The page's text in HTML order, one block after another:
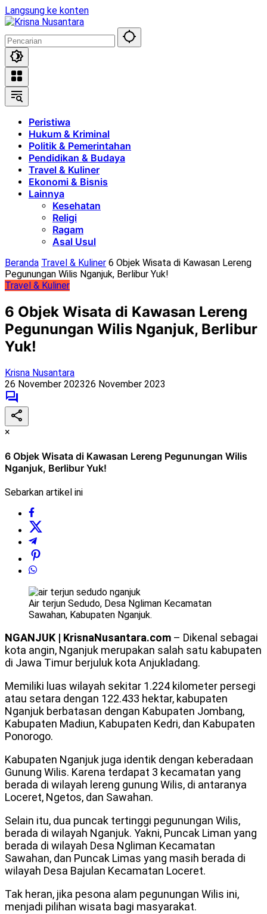
Langsung ke konten
Peristiwa
Hukum & Kriminal
Politik & Pemerintahan
Pendidikan & Budaya
Travel & Kuliner
Ekonomi & Bisnis
Lainnya
Kesehatan
Religi
Ragam
Asal Usul
Beranda Travel & Kuliner 6 Objek Wisata di Kawasan Lereng
Pegunungan Wilis Nganjuk, Berlibur Yuk!
Travel & Kuliner
6 Objek Wisata di Kawasan Lereng
Pegunungan Wilis Nganjuk, Berlibur
Yuk!
Krisna Nusantara
26 November 202326 November 2023
×
6 Objek Wisata di Kawasan Lereng Pegunungan Wilis
Nganjuk, Berlibur Yuk!
Sebarkan artikel ini
Air terjun Sedudo, Desa Ngliman Kecamatan
Sawahan, Kabupaten Nganjuk.
NGANJUK | KrisnaNusantara.com – Dikenal sebagai
kota angin, Nganjuk merupakan salah satu kabupaten
di Jawa Timur berjuluk kota Anjukladang.
Memiliki luas wilayah sekitar 1.224 kilometer persegi
atau setara dengan 122.433 hektar, kabupaten
Nganjuk berbatasan dengan Kabupaten Jombang,
Kabupaten Madiun, Kabupaten Kedri, dan Kabupaten
Ponorogo.
Kabupaten Nganjuk juga identik dengan keberadaan
Gunung Wilis. Karena terdapat 3 kecamatan yang
berada di wilayah lereng gunung Wilis, di antaranya
Loceret, Ngetos, dan Sawahan.
Selain itu, dua puncak tertinggi pegunungan Wilis,
berada di wilayah Nganjuk. Yakni, Puncak Liman yang
berada di wilayah Desa Ngliman Kecamatan
Sawahan, dan Puncak Limas yang masih berada di
wilayah Desa Bajulan Kecamatan Loceret.
Tak heran, jika pesona alam pegunungan Wilis ini,
menjadi pilihan wisata bagi masyarakat.